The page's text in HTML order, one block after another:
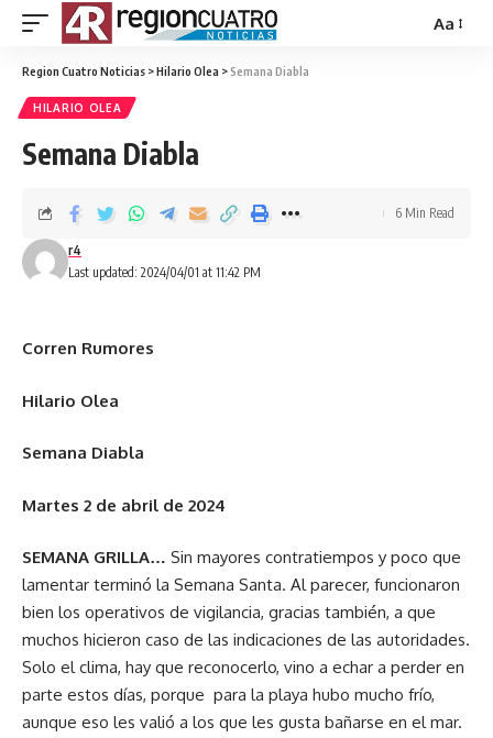
Aa
Region Cuatro Noticias >Hilario Olea >Semana Diabla
HILARIO OLEA
Semana Diabla
Last updated: 2024/04/01 at 11:42 PM
r4
6 Min Read
Corren Rumores
Hilario Olea
Semana Diabla
Martes 2 de abril de 2024
SEMANA GRILLA… Sin mayores contratiempos y poco que
lamentar terminó la Semana Santa. Al parecer, funcionaron
bien los operativos de vigilancia, gracias también, a que
muchos hicieron caso de las indicaciones de las autoridades.
Solo el clima, hay que reconocerlo, vino a echar a perder en
parte estos días, porque para la playa hubo mucho frío,
aunque eso les valió a los que les gusta bañarse en el mar.